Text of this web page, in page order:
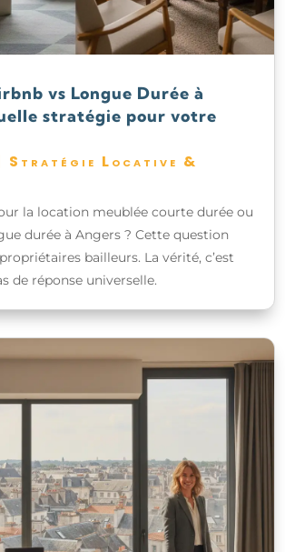
vs Longue Durée à
stratégie pour votre
Stratégie Locative &
la location meublée courte durée ou
durée à Angers ? Cette question
bailleurs. La vérité, c’est
de réponse universelle.